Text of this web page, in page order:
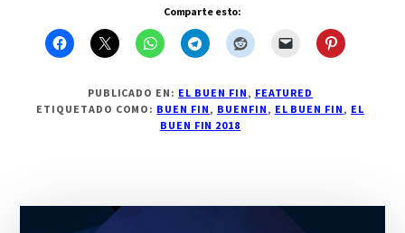
Comparte esto:
PUBLICADO EN: EL BUEN FIN, FEATURED
ETIQUETADO COMO: BUEN FIN, BUENFIN, EL BUEN FIN, EL
BUEN FIN 2018